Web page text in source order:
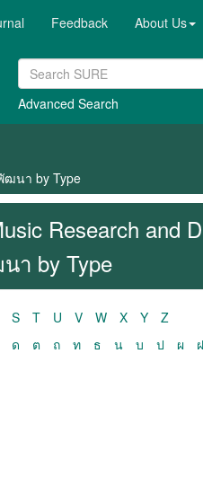
Feedback About Us
Advanced Search
ฒนา by Type
Research and
า by Type
S T U V W X Y
Z
ด ต ถ ท ธ น บ ป ผ ฝ